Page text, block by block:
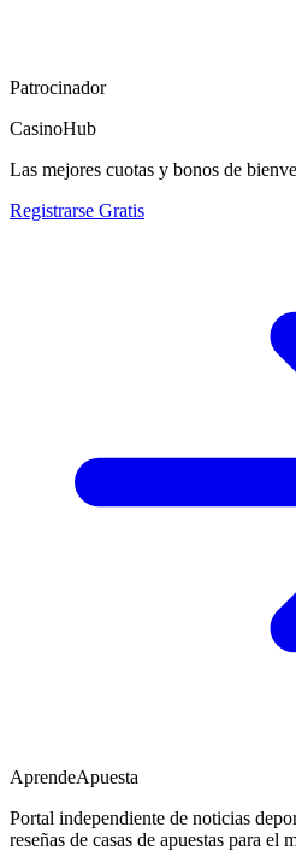
Patrocinador
CasinoHub
Las mejores cuotas y bonos de
Registrarse Gratis
AprendeApuesta
Portal independiente de noticias
reseñas de casas de apuestas para el